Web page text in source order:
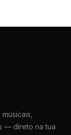
— direto na tua